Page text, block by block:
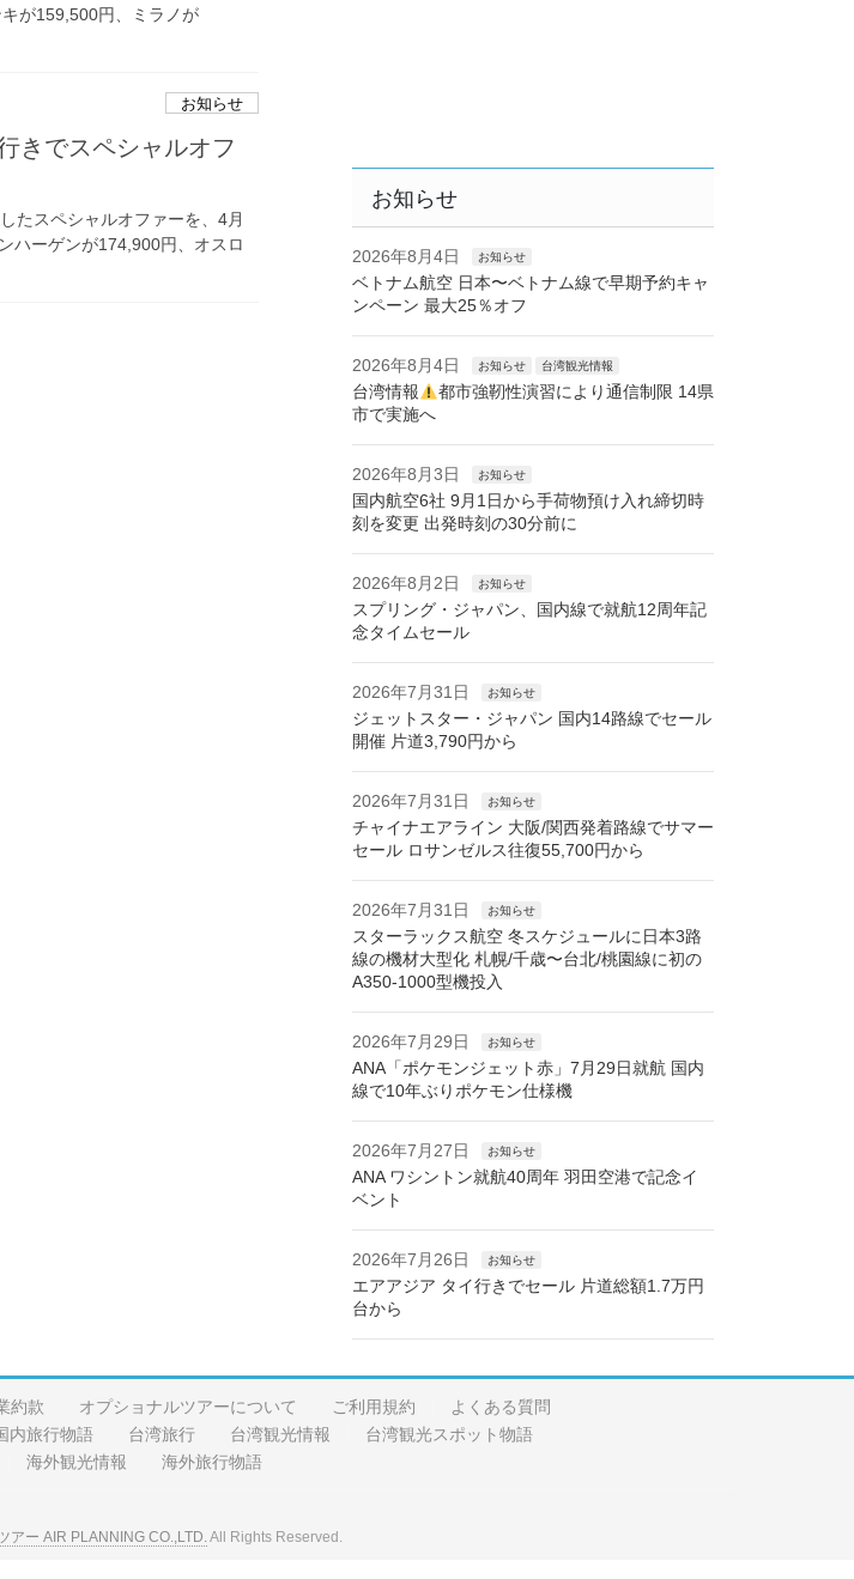
が159,500円、ミラノが
お知らせ
きでスペシャルオフ
たスペシャルオファーを、4月
ハーゲンが174,900円、オスロ
お知らせ
2026年8月4日 お知らせ
ベトナム航空 日本〜ベトナム線で早期予約キャ
ンペーン 最大25％オフ
2026年8月4日 お知らせ 台湾観光情報
台湾情報
都市強靭性演習により通信制限 14県
市で実施へ
2026年8月3日 お知らせ
国内航空6社 9月1日から手荷物預け入れ締切時
刻を変更 出発時刻の30分前に
2026年8月2日 お知らせ
スプリング・ジャパン、国内線で就航12周年記
念タイムセール
2026年7月31日 お知らせ
ジェットスター・ジャパン 国内14路線でセール
開催 片道3,790円から
2026年7月31日 お知らせ
チャイナエアライン 大阪/関西発着路線でサマー
セール ロサンゼルス往復55,700円から
2026年7月31日 お知らせ
スターラックス航空 冬スケジュールに日本3路
線の機材大型化 札幌/千歳〜台北/桃園線に初の
A350-1000型機投入
2026年7月29日 お知らせ
ANA「ポケモンジェット赤」7月29日就航 国内
線で10年ぶりポケモン仕様機
2026年7月27日 お知らせ
ANA ワシントン就航40周年 羽田空港で記念イ
ベント
2026年7月26日 お知らせ
エアアジア タイ行きでセール 片道総額1.7万円
台から
約款 オプショナルツアーについて ご利用規約
よくある質問
内旅行物語 台湾旅行 台湾観光情報
台湾観光スポット物語
海外観光情報 海外旅行物語
アー AIR PLANNING CO.,LTD.All Rights Reserved.